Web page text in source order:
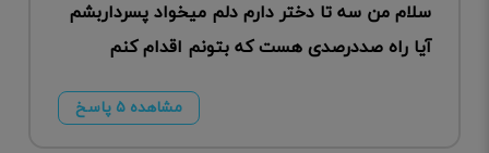
سلام من سه تا دختر دارم دلم میخواد پسرداربشم
آیا راه صددرصدی هست که بتونم اقدام کنم
مشاهده ۵ پاسخ